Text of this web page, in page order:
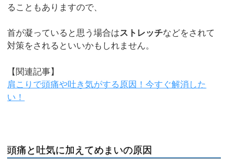
ることもありますので、
首が凝っていると思う場合はストレッチなどをされて
対策をされるといいかもしれません。
【関連記事】
肩こりで頭痛や吐き気がする原因！今すぐ解消した
い！
頭痛と吐気に加えてめまいの原因